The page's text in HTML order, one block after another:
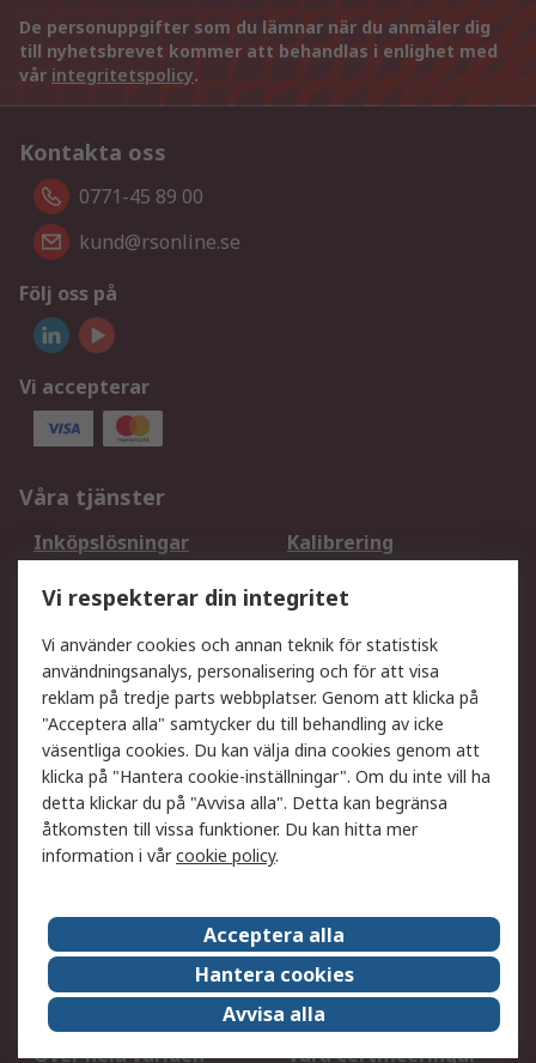
De personuppgifter som du lämnar när du anmäler dig
till nyhetsbrevet kommer att behandlas i enlighet med
vår integritetspolicy.
Kontakta oss
0771-45 89 00
kund@rsonline.se
Följ oss på
Vi accepterar
Våra tjänster
Inköpslösningar
Kalibrering
DesignSpark
Teknisk Support
Ditt lokala säljteam
Exportlösningar
Support
Få hjälp
Retur av varor
Leverans
Spåra din order
Begär en fakturakopi
Fördelar med RS-konto
Betalningsalternativ
Om RS
Försäljningsvillkor
Det juridiska
Press Centre
Jobba hos RS
ESG
Över hela världen
Våra certificeringar
Vi respekterar din integritet
Vi använder cookies och annan teknik för statistisk
användningsanalys, personalisering och för att visa
reklam på tredje parts webbplatser. Genom att klicka på
"Acceptera alla" samtycker du till behandling av icke
väsentliga cookies. Du kan välja dina cookies genom att
klicka på "Hantera cookie-inställningar". Om du inte vill ha
detta klickar du på "Avvisa alla". Detta kan begränsa
åtkomsten till vissa funktioner. Du kan hitta mer
information i vårcookie policy.
Acceptera alla
Hantera cookies
Avvisa alla